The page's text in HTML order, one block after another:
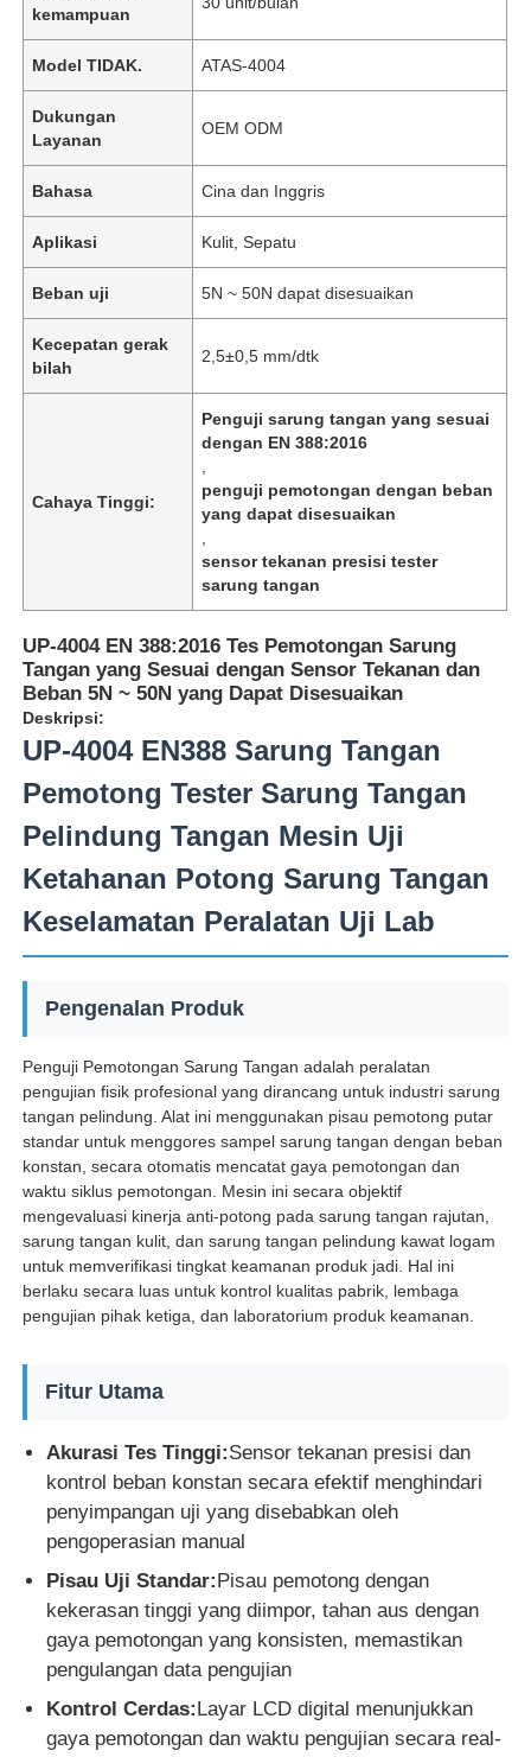
Rumah
Produk
Tentang kita
Wisata pabrik
Hubungi kami
Quote request suatu
Peralatan Pengujian Lab
Ruang Uji Lingkungan
Mesin pengujian universal
kemampuan
Model TIDAK. ATAS-4004
Dukungan
Layanan
OEM ODM
Bahasa Cina dan Inggris
Aplikasi Kulit, Sepatu
Beban uji 5N ~ 50N dapat disesuaikan
Kecepatan gerak
bilah
2,5±0,5 mm/dtk
Cahaya Tinggi:
Penguji sarung tangan yang sesuai
dengan EN 388:2016
penguji pemotongan dengan beban
yang dapat disesuaikan
sensor tekanan presisi tester
sarung tangan
UP-4004 EN 388:2016 Tes Pemotongan Sarung
Tangan yang Sesuai dengan Sensor Tekanan dan
Beban 5N ~ 50N yang Dapat Disesuaikan
Deskripsi:
UP-4004 EN388 Sarung Tangan
Pemotong Tester Sarung Tangan
Pelindung Tangan Mesin Uji
Ketahanan Potong Sarung Tangan
Keselamatan Peralatan Uji Lab
Pengenalan Produk
Penguji Pemotongan Sarung Tangan adalah peralatan
pengujian fisik profesional yang dirancang untuk industri sarung
tangan pelindung. Alat ini menggunakan pisau pemotong putar
standar untuk menggores sampel sarung tangan dengan beban
konstan, secara otomatis mencatat gaya pemotongan dan
waktu siklus pemotongan. Mesin ini secara objektif
mengevaluasi kinerja anti-potong pada sarung tangan rajutan,
sarung tangan kulit, dan sarung tangan pelindung kawat logam
untuk memverifikasi tingkat keamanan produk jadi. Hal ini
berlaku secara luas untuk kontrol kualitas pabrik, lembaga
pengujian pihak ketiga, dan laboratorium produk keamanan.
Fitur Utama
Akurasi Tes Tinggi:Sensor tekanan presisi dan
kontrol beban konstan secara efektif menghindari
penyimpangan uji yang disebabkan oleh
pengoperasian manual
Pisau Uji Standar:Pisau pemotong dengan
kekerasan tinggi yang diimpor, tahan aus dengan
gaya pemotongan yang konsisten, memastikan
pengulangan data pengujian
Kontrol Cerdas:Layar LCD digital menunjukkan
gaya pemotongan dan waktu pengujian secara real-